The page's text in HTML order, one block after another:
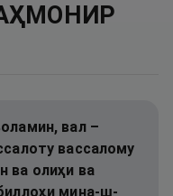
вал –
вассалому
ва олиҳи ва
мина-ш-